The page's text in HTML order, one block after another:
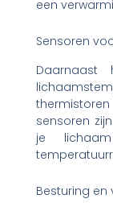
een
Sensoren
sensoren
je
Besturing en